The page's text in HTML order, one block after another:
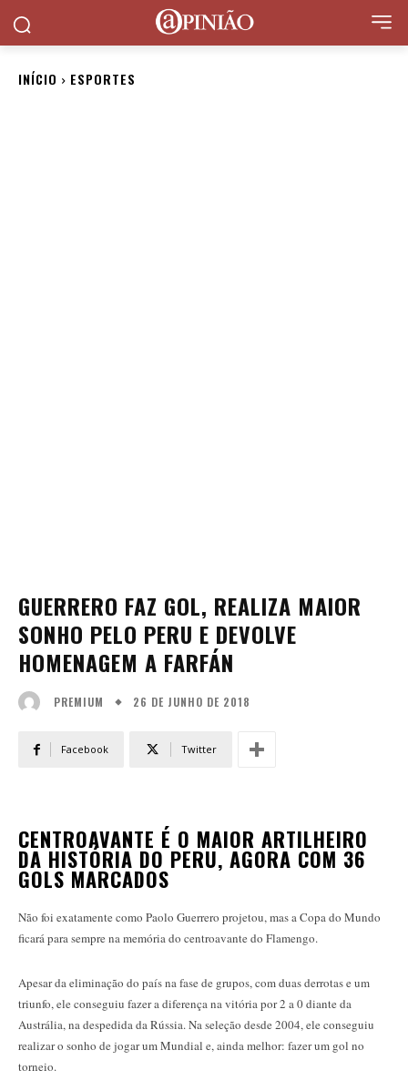
INÍCIO ESPORTES
GUERRERO FAZ GOL, REALIZA MAIOR
SONHO PELO PERU E DEVOLVE
HOMENAGEM A FARFÁN
PREMIUM 26 DE JUNHO DE 2018
Facebook Twitter
CENTROAVANTE É O MAIOR ARTILHEIRO
DA HISTÓRIA DO PERU, AGORA COM 36
GOLS MARCADOS
Não foi exatamente como Paolo Guerrero projetou, mas a Copa do Mundo
ficará para sempre na memória do centroavante do Flamengo.
Apesar da eliminação do país na fase de grupos, com duas derrotas e um
triunfo, ele conseguiu fazer a diferença na vitória por 2 a 0 diante da
Austrália, na despedida da Rússia. Na seleção desde 2004, ele conseguiu
realizar o sonho de jogar um Mundial e, ainda melhor: fazer um gol no
torneio.